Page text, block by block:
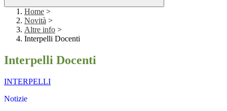
Home >
Novità >
Altre info >
Interpelli Docenti
Interpelli Docenti
INTERPELLI
Notizie